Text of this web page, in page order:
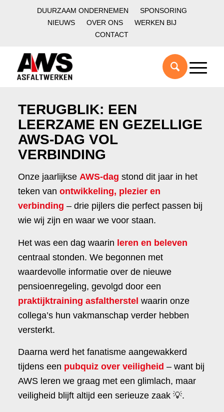
DUURZAAM ONDERNEMEN
SPONSORING
NIEUWS
OVER ONS
WERKEN BIJ
CONTACT
TERUGBLIK: EEN
LEERZAME EN GEZELLIGE
AWS-DAG VOL
VERBINDING
Onze jaarlijkse AWS-dag stond dit jaar in het
teken van ontwikkeling, plezier en
verbinding – drie pijlers die perfect passen bij
wie wij zijn en waar we voor staan.
Het was een dag waarin leren en beleven
centraal stonden. We begonnen met
waardevolle informatie over de nieuwe
pensioenregeling, gevolgd door een
praktijktraining asfaltherstel waarin onze
collega’s hun vakmanschap verder hebben
versterkt.
Daarna werd het fanatisme aangewakkerd
tijdens een pubquiz over veiligheid – want bij
AWS leren we graag met een glimlach, maar
veiligheid blijft altijd een serieuze zaak 💡.